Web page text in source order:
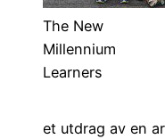
The New
Millennium
Learners
et utdrag av en